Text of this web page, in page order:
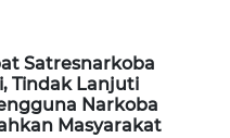
Satresnarkoba
Tindak Lanjuti
Narkoba
Masyarakat